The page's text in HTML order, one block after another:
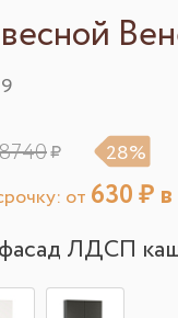
28%
от 630₽
ЛДСП